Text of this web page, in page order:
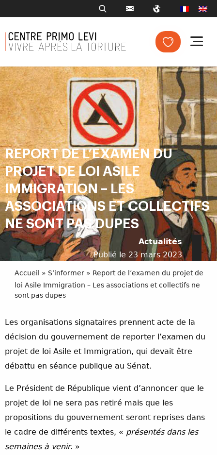
REPORT DE L’EXAMEN DU
PROJET DE LOI ASILE
IMMIGRATION – LES
ASSOCIATIONS ET COLLECTIFS
NE SONT PAS DUPES
Actualités
Publié le 23 mars 2023
Accueil » S’informer » Report de l’examen du projet de
loi Asile Immigration – Les associations et collectifs ne
sont pas dupes
Les organisations signataires prennent acte de la
décision du gouvernement de reporter l’examen du
projet de loi Asile et Immigration, qui devait être
débattu en séance publique au Sénat.
Le Président de République vient d’annoncer que le
projet de loi ne sera pas retiré mais que les
propositions du gouvernement seront reprises dans
le cadre de différents textes, « présentés dans les
semaines à venir. »